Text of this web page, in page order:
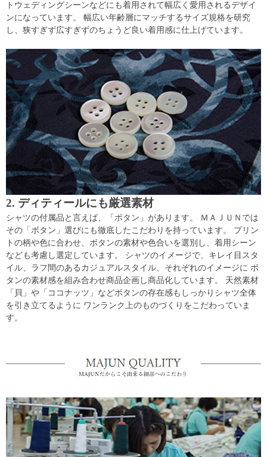
トウェディングシーンなどにも着用されて幅広く愛用されるデザイ
ンになっています。 幅広い年齢層にマッチするサイズ規格を研究
し、狭すぎず広すぎずのちょうど良い着用感に仕上げています。
2. ディティールにも厳選素材
シャツの付属品と言えば、「ボタン」があります。 ＭＡＪＵＮでは
その「ボタン」選びにも徹底したこだわりを持っています。 プリン
トの柄や色に合わせ、ボタンの素材や色合いを選別し、着用シーン
なども考慮し選定しています。 シャツのイメージで、キレイ目スタ
イル、ラフ間のあるカジュアルスタイル、それぞれのイメージに ボ
タンの素材感を組み合わせ商品企画し商品化しています。 天然素材
「貝」や「ココナッツ」などボタンの存在感もしっかりシャツ全体
を引き立てるように ワンランク上のものづくりをこだわっていま
す。